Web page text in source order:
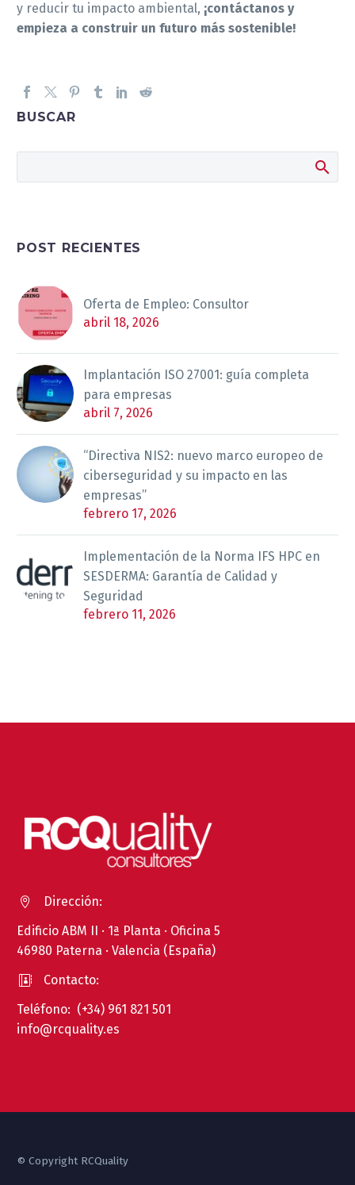
y reducir tu impacto ambiental, ¡contáctanos y
empieza a construir un futuro más sostenible!
BUSCAR
POST RECIENTES
Oferta de Empleo: Consultor
abril 18, 2026
Implantación ISO 27001: guía completa
para empresas
abril 7, 2026
“Directiva NIS2: nuevo marco europeo de
ciberseguridad y su impacto en las
empresas”
febrero 17, 2026
Implementación de la Norma IFS HPC en
SESDERMA: Garantía de Calidad y
Seguridad
febrero 11, 2026


Dirección:
Edificio ABM II · 1ª Planta · Oficina 5
46980 Paterna · Valencia (España)


Contacto:
Teléfono: (+34) 961 821 501
info@rcquality.es
© Copyright RCQuality